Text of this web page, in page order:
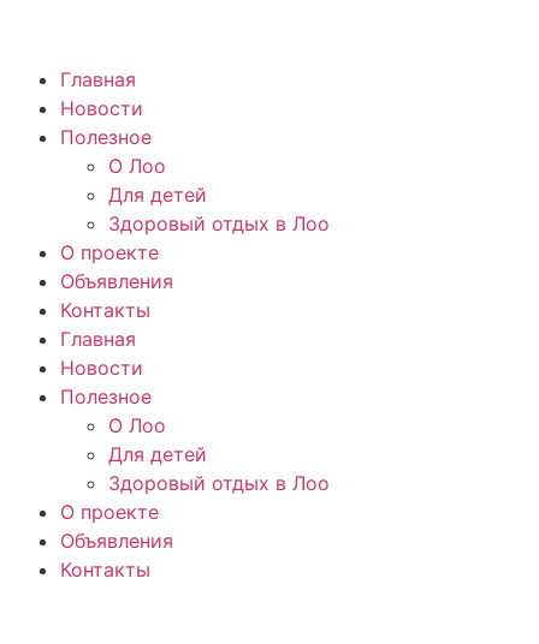
Главная
Новости
Полезное
О Лоо
Для детей
Здоровый отдых в Лоо
О проекте
Объявления
Контакты
Главная
Новости
Полезное
О Лоо
Для детей
Здоровый отдых в Лоо
О проекте
Объявления
Контакты